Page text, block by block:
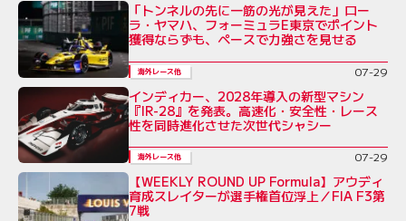
「トンネルの先に一筋の光が見えた」ロー
ラ・ヤマハ、フォーミュラE東京でポイント
獲得ならずも、ペースで力強さを見せる
海外レース他 07-29
インディカー、2028年導入の新型マシン
『IR-28』を発表。高速化・安全性・レース
性を同時進化させた次世代シャシー
海外レース他 07-29
【WEEKLY ROUND UP Formula】アウディ
育成スレイターが選手権首位浮上／FIA F3第
7戦